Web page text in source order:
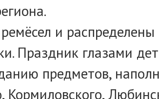
и
Праздник глазами
предметов,